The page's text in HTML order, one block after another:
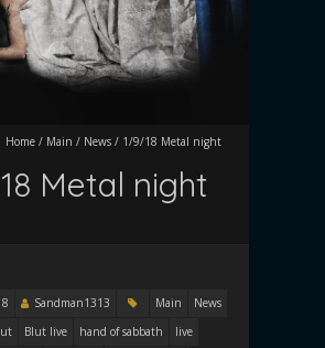
Home / Main / News / 1/9/18 Metal night
Metal night
Sandman1313 Main
News
Blut live hand of sabbath
live